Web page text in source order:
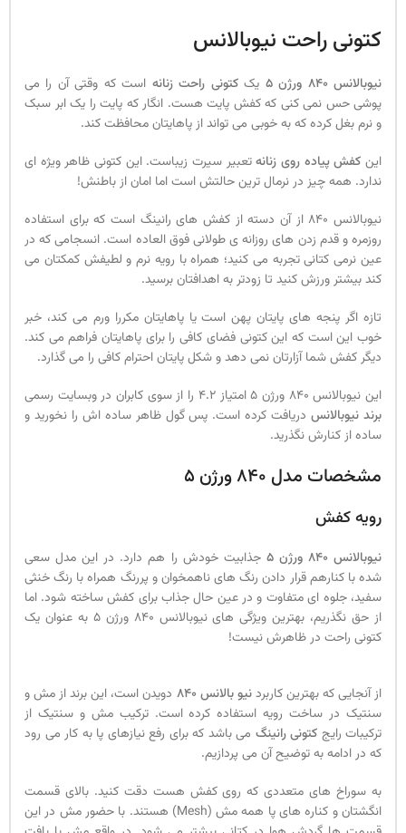
کتونی راحت نیوبالانس
نیوبالانس 840 ورژن 5 یککتونی راحت زنانه است که وقتی آن را می
پوشی حس نمی کنی که کفش پایت هست. انگار که پایت را یک ابر سبک
و نرم بغل کرده که به خوبی می تواند از پاهایتان محافظت کند.
این کفش پیاده روی زنانهتعبیر سیرت زیباست. این کتونی ظاهر ویژه ای
ندارد. همه چیز در نرمال ترین حالتش است اما امان از باطنش!
نیوبالانس 840 از آن دسته از کفش های رانینگ است که برای استفاده
روزمره و قدم زدن های روزانه ی طولانی فوق العاده است. انسجامی که در
عین نرمی کتانی تجربه می کنید؛ همراه با رویه نرم و لطیفش کمکتان می
کند بیشتر ورزش کنید تا زودتر به اهدافتان برسید.
تازه اگر پنجه های پایتان پهن است یا پاهایتان مکررا ورم می کند، خبر
خوب این است که این کتونی فضای کافی را برای پاهایتان فراهم می کند.
دیگر کفش شما آزارتان نمی دهد و شکل پایتان احترام کافی را می گذارد.
این نیوبالانس 840 ورژن 5 امتیاز 4.2 را از سوی کابران در وبسایت رسمی
برند نیوبالانسدریافت کرده است. پس گول ظاهر ساده اش را نخورید و
ساده از کنارش نگذرید.
مشخصات مدل 840 ورژن 5
رویه کفش
نیوبالانس 840 ورژن 5
جذابیت خودش را هم دارد. در این مدل سعی
شده با کنارهم قرار دادن رنگ های ناهمخوان و پررنگ همراه با رنگ خنثی
سفید، جلوه ای متفاوت و در عین حال جذاب برای کفش ساخته شود. اما
از حق نگذریم، بهترین ویژگی های نیوبالانس 840 ورژن 5 به عنوان یک
کتونی راحت در ظاهرش نیست!
از آنجایی که بهترین کاربردنیو بالانس 840
دویدن است، این برند از مش و
سنتیک در ساخت رویه استفاده کرده است. ترکیب مش و سنتیک از
ترکیبات رایج کتونی رانینگ می باشد که برای رفع نیازهای پا به کار می رود
که در ادامه به توضیح آن می پردازیم.
به سوراخ های متعددی که روی کفش هست دقت کنید. بالای قسمت
انگشتان و کناره های پا همه مش (Mesh) هستند. با حضور مش در این